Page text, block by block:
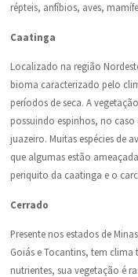
répteis, anfíbios, aves,
Caatinga
Localizado na região
bioma caracterizado pelo
períodos de seca. A
possuindo espinhos, no
juazeiro. Muitas espécies de
que algumas estão
periquito da caatinga e o
Cerrado
Presente nos estados de
Goiás e Tocantins, tem
nutrientes, sua vegetação é